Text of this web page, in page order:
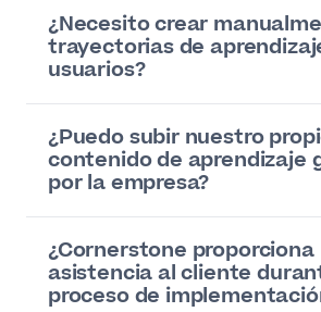
¿Necesito crear
trayectorias de
usuarios?
¿Puedo subir nuestro
contenido de aprendizaje
por la empresa?
¿Cornerstone proporciona
asistencia al cliente
proceso de